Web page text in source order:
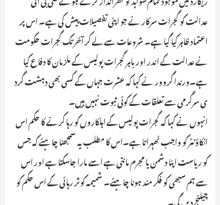
عدالت کو گجرات سرکار نے جو اپنی تفصیلات پیش کی ہے۔ اس پر
اعتماد ظاہر کیا گیا ہے۔ شروعات سے لے کر آخر تک گجرات حکومت
نے عدالت کے اندر اور باہر گجرات پولیس کے ملزمان کا دفاع کیا
ہے۔ورندا گروور نے کہا کہ عشرت جہاں کے کسی بھی دہشت گرد
ی سرگرمی سے تعلقات کے کوئی ثبوت نہیں ہیں۔
انہوں نے کہا کہ گجرات پولیس کے اہلکاروں کو رہا کرنے کا حکم اس
انکاؤنٹر کو واجب ٹھہراتا ہے۔اس کا مطلب یہ سمجھنا چاہئے کہ جس
کو ریاست اپنا دشمن یا مجرم مانتی ہے اسے مارا جاسکتا ہے اور اس
سے ہم سبھی کو فکر مند ہونا چاہئے۔ شمیمہ کوثر رہائی کے اس حکم کو
چیلنج دیں گی۔